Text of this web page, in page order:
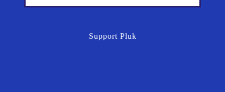
Support Pluk